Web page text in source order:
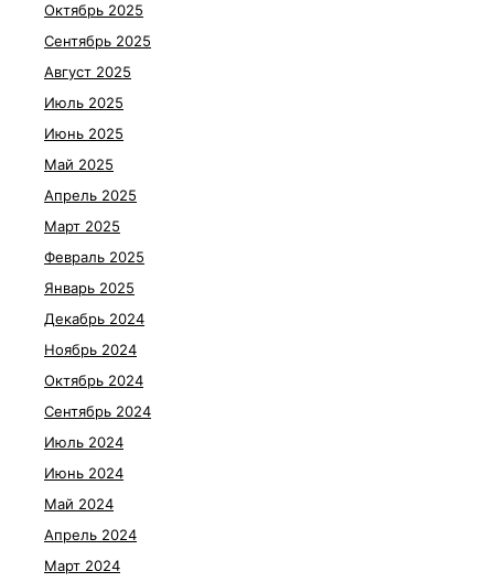
Октябрь 2025
Сентябрь 2025
Август 2025
Июль 2025
Июнь 2025
Май 2025
Апрель 2025
Март 2025
Февраль 2025
Январь 2025
Декабрь 2024
Ноябрь 2024
Октябрь 2024
Сентябрь 2024
Июль 2024
Июнь 2024
Май 2024
Апрель 2024
Март 2024